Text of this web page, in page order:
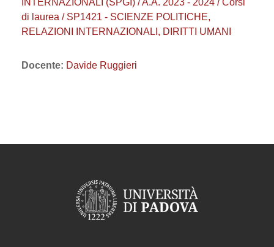
INTERNAZIONALI (SPGI) / A.A. 2023 - 2024 / Corsi
di laurea / SP1421 - SCIENZE POLITICHE,
RELAZIONI INTERNAZIONALI, DIRITTI UMANI
Docente: Davide Ruggieri